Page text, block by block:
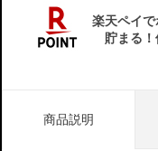
商品説明